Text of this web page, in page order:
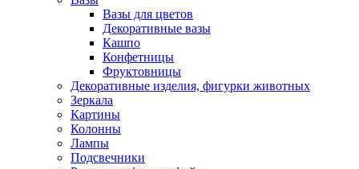
Вазы для цветов
Декоративные вазы
Кашпо
Конфетницы
Фруктовницы
Декоративные изделия, фигурки животных
Зеркала
Картины
Колонны
Лампы
Подсвечники